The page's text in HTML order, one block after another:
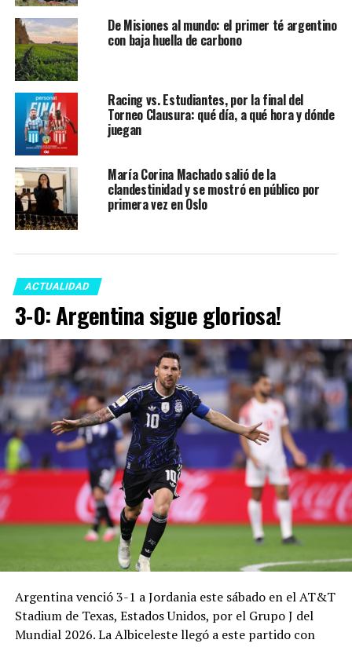
De Misiones al mundo: el primer té argentino
con baja huella de carbono
Racing vs. Estudiantes, por la final del
Torneo Clausura: qué día, a qué hora y dónde
juegan
María Corina Machado salió de la
clandestinidad y se mostró en público por
primera vez en Oslo
ACTUALIDAD
3-0: Argentina sigue gloriosa!
Argentina venció 3-1 a Jordania este sábado en el AT&T
Stadium de Texas, Estados Unidos, por el Grupo J del
Mundial 2026. La Albiceleste llegó a este partido con